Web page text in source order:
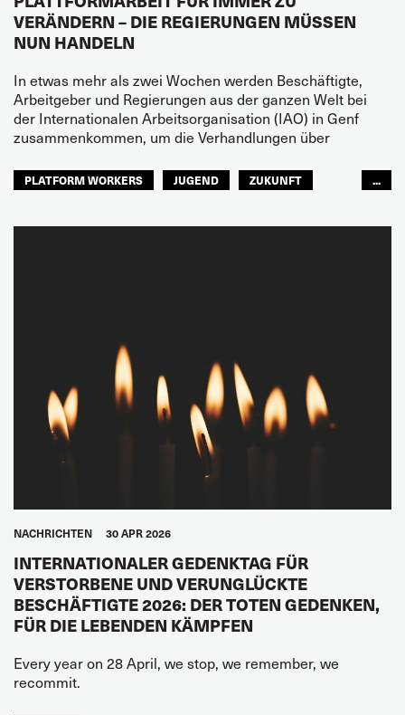
VERÄNDERN – DIE REGIERUNGEN MÜSSEN
NUN HANDELN
In etwas mehr als zwei Wochen werden Beschäftigte,
Arbeitgeber und Regierungen aus der ganzen Welt bei
der Internationalen Arbeitsorganisation (IAO) in Genf
zusammenkommen, um die Verhandlungen über
PLATFORM WORKERS JUGEND
ZUKUNFT
...
NACHRICHTEN 30 APR 2026
INTERNATIONALER GEDENKTAG FÜR
VERSTORBENE UND VERUNGLÜCKTE
BESCHÄFTIGTE 2026: DER TOTEN GEDENKEN,
FÜR DIE LEBENDEN KÄMPFEN
Every year on 28 April, we stop, we remember, we
recommit.